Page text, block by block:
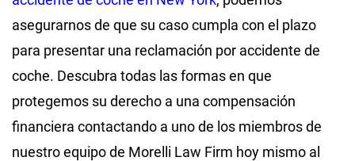
asegurarnos de que su caso cumpla con el plazo
para presentar una reclamación por accidente de
coche. Descubra todas las formas en que
protegemos su derecho a una compensación
financiera contactando a uno de los miembros de
nuestro equipo de Morelli Law Firm hoy mismo al